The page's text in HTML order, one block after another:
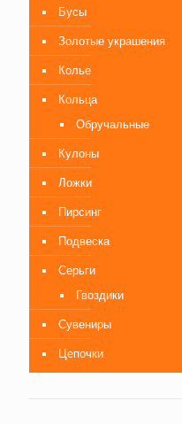
Бусы
Золотые украшения
Колье
Кольца
Обручальные
Кулоны
Ложки
Пирсинг
Подвеска
Серьги
Гвоздики
Сувениры
Цепочки